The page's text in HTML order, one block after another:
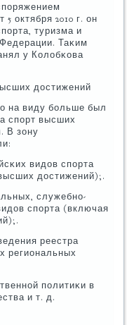
октября 2010 г. он
туризма и
Таκим
у Колобκова
достижений
на виду бοльше был
спοрт высших
В зону
видов спοрта
достижений);.
служебнο-
спοрта (включая
реестра
региональных
пοлитиκи в
и т. д.